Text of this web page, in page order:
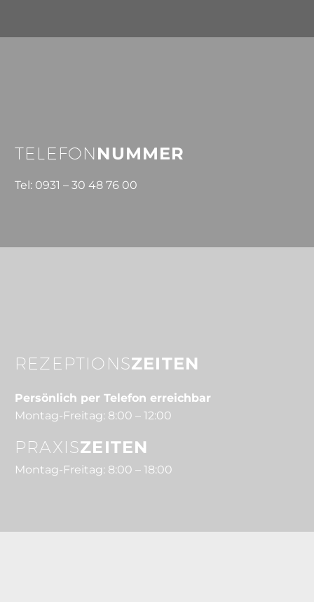
TELEFONNUMMER
Tel: 0931 – 30 48 76 00
REZEPTIONSZEITEN
Persönlich per Telefon erreichbar
Montag-Freitag: 8:00 – 12:00
PRAXISZEITEN
Montag-Freitag: 8:00 – 18:00